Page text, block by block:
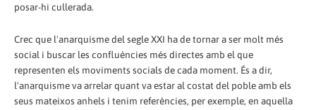
posar-hi cullerada.
Crec que l'anarquisme del segle XXI ha de tornar a ser molt més
social i buscar les confluències més directes amb el que
representen els moviments socials de cada moment. És a dir,
l'anarquisme va arrelar quant va estar al costat del poble amb els
seus mateixos anhels i tenim referències, per exemple, en aquella